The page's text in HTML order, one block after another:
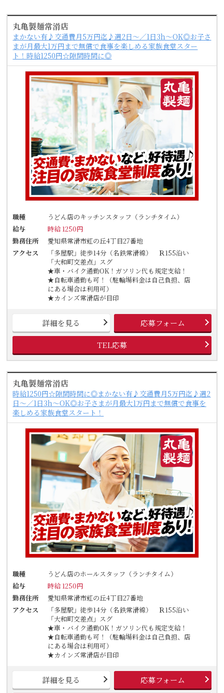
丸亀製麺常滑店
まかない有♪交通費月5万円迄♪週2日～／1日3h～OK◎お子さ
まが月最大1万円まで無償で食事を楽しめる家族食堂スター
ト！時給1250円☆隙間時間に◎
職種
うどん店のキッチンスタッフ（ランチタイム）
給与
時給 1250円
勤務住所
愛知県常滑市虹の丘4丁目27番地
アクセス
「多屋駅」徒歩14分（名鉄常滑線） Ｒ155沿い
「大和町交差点」スグ
★車・バイク通勤OK！ガソリン代も規定支給！
★自転車通勤も可！（駐輪場料金は自己負担、店
にある場合は利用可）
★カインズ常滑店が目印
詳細を見る 応募フォーム
TEL応募
丸亀製麺常滑店
時給1250円☆隙間時間に◎まかない有♪交通費月5万円迄♪週2
日～／1日3h～OK◎お子さまが月最大1万円まで無償で食事を
楽しめる家族食堂スタート！
職種
うどん店のホールスタッフ（ランチタイム）
給与
時給 1250円
勤務住所
愛知県常滑市虹の丘4丁目27番地
アクセス
「多屋駅」徒歩14分（名鉄常滑線） Ｒ155沿い
「大和町交差点」スグ
★車・バイク通勤OK！ガソリン代も規定支給！
★自転車通勤も可！（駐輪場料金は自己負担、店
にある場合は利用可）
★カインズ常滑店が目印
詳細を見る 応募フォーム